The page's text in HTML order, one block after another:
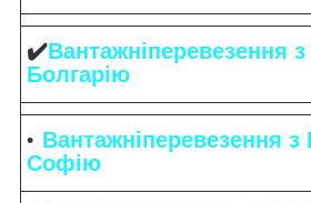
✔️Вантажніперевезення з
Болгарію
Вантажніперевезення
Софію